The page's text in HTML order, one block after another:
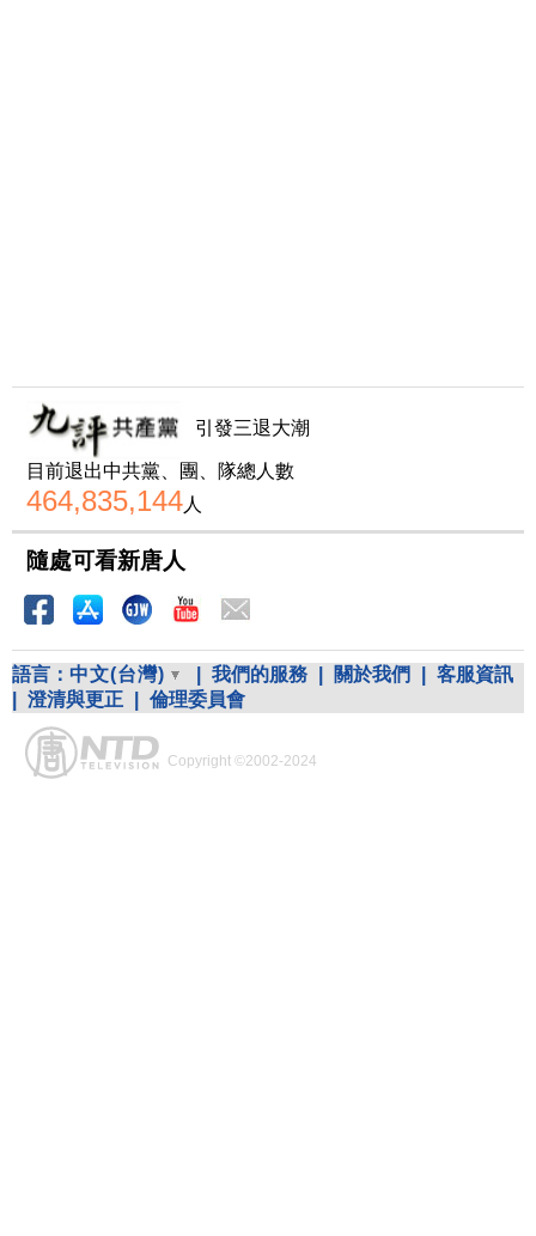
引發三退大潮
目前退出中共黨、團、隊總人數
464,835,144人
隨處可看新唐人
語言： 中文(台灣) 我們的服務 關於我們
客服資訊
澄清與更正 倫理委員會
Copyright ©2002-2024